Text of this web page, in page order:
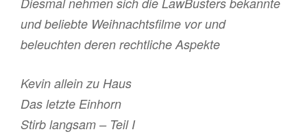
und beliebte Weihnachtsfilme vor und
beleuchten deren rechtliche Aspekte
Kevin allein zu Haus
Das letzte Einhorn
Stirb langsam – Teil I